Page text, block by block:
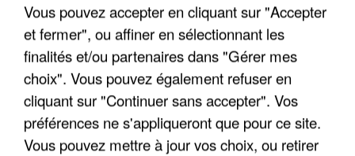
APRÈS TOUTES CES CANICULES, LES REFUGES
DE FAUNE SAUVAGE SONT...
Vous pouvez accepter en cliquant sur "Accepter
et fermer", ou affiner en sélectionnant les
finalités et/ou partenaires dans "Gérer mes
choix". Vous pouvez également refuser en
cliquant sur "Continuer sans accepter". Vos
préférences ne s'appliqueront que pour ce site.
Vous pouvez mettre à jour vos choix, ou retirer